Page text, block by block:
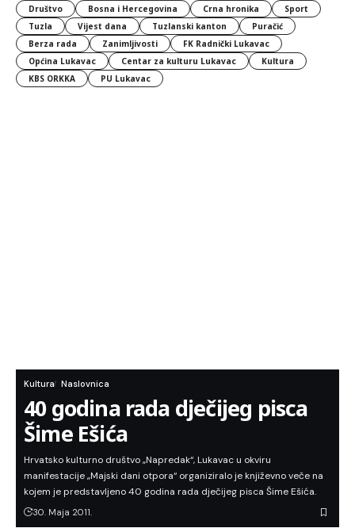
Društvo
Bosna i Hercegovina Crna hronika
Sport
Tuzla
Vijest dana Tuzlanski kanton
Puračić
Berza rada
Zanimljivosti
FK Radnički Lukavac
Općina Lukavac
Centar za kulturu Lukavac
Kultura
KBS ORKKA
PU Lukavac
Kultura Naslovnica
40 godina rada dječijeg pisca
Šime Ešića
Hrvatsko kulturno društvo „Napredak“, Lukavac u okviru
manifestacije „Majski dani otpora“ organiziralo je književno veče na
kojem je predstavljeno 40 godina rada dječijeg pisca Šime Ešića.
30. Maja 2011.